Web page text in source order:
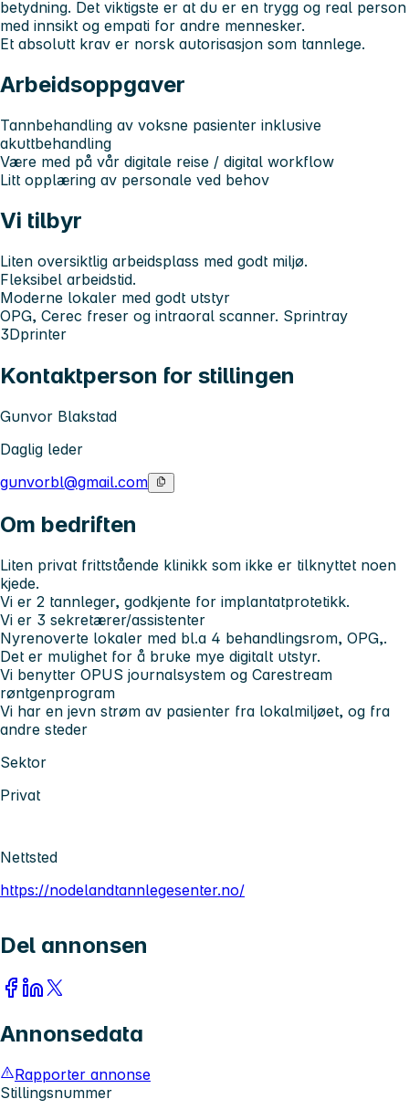
betydning. Det viktigste er at du er en trygg og real person
med innsikt og empati for andre mennesker.
Et absolutt krav er norsk autorisasjon som tannlege.
Arbeidsoppgaver
Tannbehandling av voksne pasienter inklusive
akuttbehandling
Være med på vår digitale reise / digital workflow
Litt opplæring av personale ved behov
Vi tilbyr
Liten oversiktlig arbeidsplass med godt miljø.
Fleksibel arbeidstid.
Moderne lokaler med godt utstyr
OPG, Cerec freser og intraoral scanner. Sprintray
3Dprinter
Kontaktperson for stillingen
Gunvor Blakstad
Daglig leder
gunvorbl@gmail.com
Om bedriften
Liten privat frittstående klinikk som ikke er tilknyttet noen
kjede.
Vi er 2 tannleger, godkjente for implantatprotetikk.
Vi er 3 sekretærer/assistenter
Nyrenoverte lokaler med bl.a 4 behandlingsrom, OPG,.
Det er mulighet for å bruke mye digitalt utstyr.
Vi benytter OPUS journalsystem og Carestream
røntgenprogram
Vi har en jevn strøm av pasienter fra lokalmiljøet, og fra
andre steder
Sektor
Privat
Nettsted
https://nodelandtannlegesenter.no/
Del annonsen
Annonsedata
Rapporter annonse
Stillingsnummer